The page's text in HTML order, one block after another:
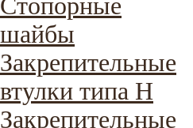
Стопорные
шайбы
Закрепительные
втулки типа H
Закрепительные